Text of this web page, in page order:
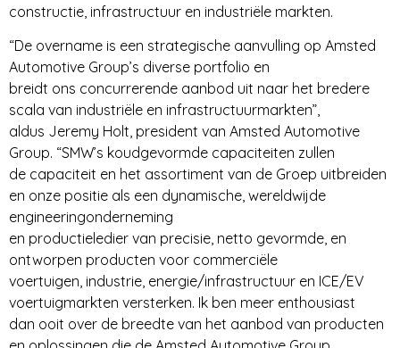
constructie, infrastructuur en industriële markten.
“De overname is een strategische aanvulling op Amsted
Automotive Group’s diverse portfolio en
breidt ons concurrerende aanbod uit naar het bredere
scala van industriële en infrastructuurmarkten”,
aldus Jeremy Holt, president van Amsted Automotive
Group. “SMW’s koudgevormde capaciteiten zullen
de capaciteit en het assortiment van de Groep uitbreiden
en onze positie als een dynamische, wereldwijde
engineeringonderneming
en productieledier van precisie, netto gevormde, en
ontworpen producten voor commerciële
voertuigen, industrie, energie/infrastructuur en ICE/EV
voertuigmarkten versterken. Ik ben meer enthousiast
dan ooit over de breedte van het aanbod van producten